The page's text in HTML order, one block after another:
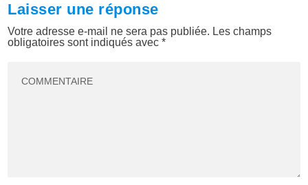
Laisser une réponse
Votre adresse e-mail ne sera pas publiée. Les champs
obligatoires sont indiqués avec*